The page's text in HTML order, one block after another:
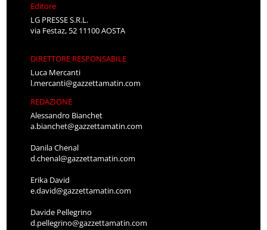
Editore
LG PRESSE S.R.L.
via Festaz, 52 11100 AOSTA
DIRETTORE RESPONSABILE
Luca Mercanti
l.mercanti@gazzettamatin.com
REDAZIONE
Alessandro Bianchet
a.bianchet@gazzettamatin.com
Danila Chenal
d.chenal@gazzettamatin.com
Erika David
e.david@gazzettamatin.com
Davide Pellegrino
d.pellegrino@gazzettamatin.com